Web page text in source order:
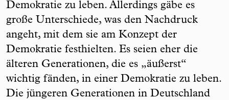
Demokratie zu leben. Allerdings gäbe es
große Unterschiede, was den Nachdruck
angeht, mit dem sie am Konzept der
Demokratie festhielten. Es seien eher die
älteren Generationen, die es „äußerst“
wichtig fänden, in einer Demokratie zu leben.
Die jüngeren Generationen in Deutschland